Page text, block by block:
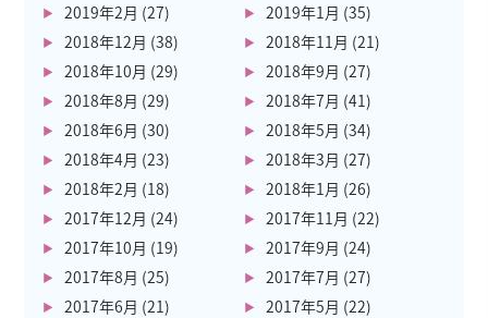
2019年2月 (27) 2019年1月 (35)
2018年12月 (38) 2018年11月 (21)
2018年10月 (29) 2018年9月 (27)
2018年8月 (29) 2018年7月 (41)
2018年6月 (30) 2018年5月 (34)
2018年4月 (23) 2018年3月 (27)
2018年2月 (18) 2018年1月 (26)
2017年12月 (24) 2017年11月 (22)
2017年10月 (19) 2017年9月 (24)
2017年8月 (25) 2017年7月 (27)
2017年6月 (21) 2017年5月 (22)